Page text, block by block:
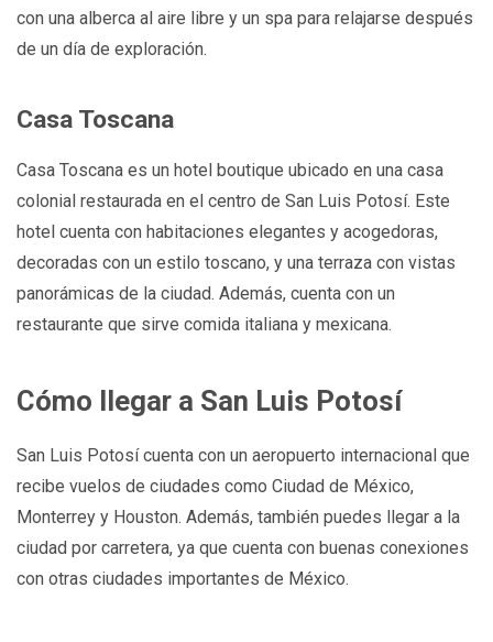
con una alberca al aire libre y un spa para relajarse después
de un día de exploración.
Casa Toscana
Casa Toscana es un hotel boutique ubicado en una casa
colonial restaurada en el centro de San Luis Potosí. Este
hotel cuenta con habitaciones elegantes y acogedoras,
decoradas con un estilo toscano, y una terraza con vistas
panorámicas de la ciudad. Además, cuenta con un
restaurante que sirve comida italiana y mexicana.
Cómo llegar a San Luis Potosí
San Luis Potosí cuenta con un aeropuerto internacional que
recibe vuelos de ciudades como Ciudad de México,
Monterrey y Houston. Además, también puedes llegar a la
ciudad por carretera, ya que cuenta con buenas conexiones
con otras ciudades importantes de México.